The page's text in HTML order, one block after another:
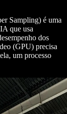
Sampling) é uma
que usa
dos
(GPU) precisa
um processo